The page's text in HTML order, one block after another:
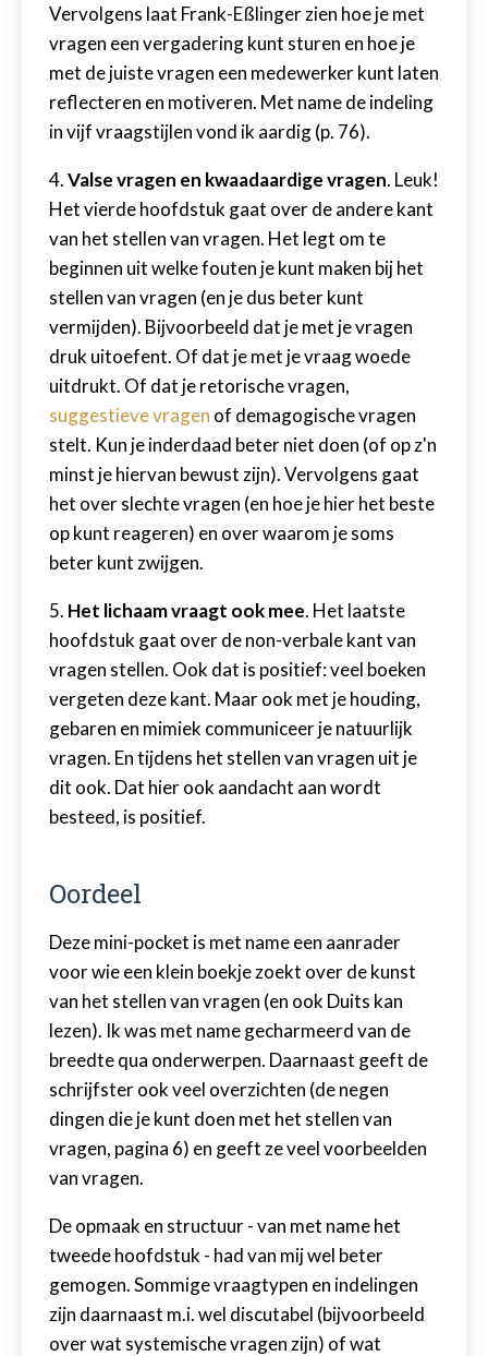
Vervolgens laat Frank-Eßlinger zien hoe je met
vragen een vergadering kunt sturen en hoe je
met de juiste vragen een medewerker kunt laten
reflecteren en motiveren. Met name de indeling
in vijf vraagstijlen vond ik aardig (p. 76).
4.Valse vragen en kwaadaardige vragen. Leuk!
Het vierde hoofdstuk gaat over de andere kant
van het stellen van vragen. Het legt om te
beginnen uit welke fouten je kunt maken bij het
stellen van vragen (en je dus beter kunt
vermijden). Bijvoorbeeld dat je met je vragen
druk uitoefent. Of dat je met je vraag woede
uitdrukt. Of dat je retorische vragen,
suggestieve vragen of demagogische vragen
stelt. Kun je inderdaad beter niet doen (of op z'n
minst je hiervan bewust zijn). Vervolgens gaat
het over slechte vragen (en hoe je hier het beste
op kunt reageren) en over waarom je soms
beter kunt zwijgen.
5. Het lichaam vraagt ook mee. Het laatste
hoofdstuk gaat over de non-verbale kant van
vragen stellen. Ook dat is positief: veel boeken
vergeten deze kant. Maar ook met je houding,
gebaren en mimiek communiceer je natuurlijk
vragen. En tijdens het stellen van vragen uit je
dit ook. Dat hier ook aandacht aan wordt
besteed, is positief.
Oordeel
Deze mini-pocket is met name een aanrader
voor wie een klein boekje zoekt over de kunst
van het stellen van vragen (en ook Duits kan
lezen). Ik was met name gecharmeerd van de
breedte qua onderwerpen. Daarnaast geeft de
schrijfster ook veel overzichten (de negen
dingen die je kunt doen met het stellen van
vragen, pagina 6) en geeft ze veel voorbeelden
van vragen.
De opmaak en structuur - van met name het
tweede hoofdstuk - had van mij wel beter
gemogen. Sommige vraagtypen en indelingen
zijn daarnaast m.i. wel discutabel (bijvoorbeeld
over wat systemische vragen zijn) of wat